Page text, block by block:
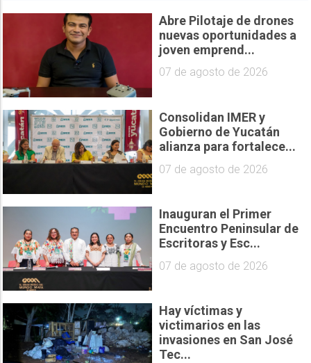
Abre Pilotaje de drones
nuevas oportunidades a
joven emprend...
07 de agosto de 2026
Consolidan IMER y
Gobierno de Yucatán
alianza para fortalece...
07 de agosto de 2026
Inauguran el Primer
Encuentro Peninsular de
Escritoras y Esc...
07 de agosto de 2026
Hay víctimas y
victimarios en las
invasiones en San José
Tec...